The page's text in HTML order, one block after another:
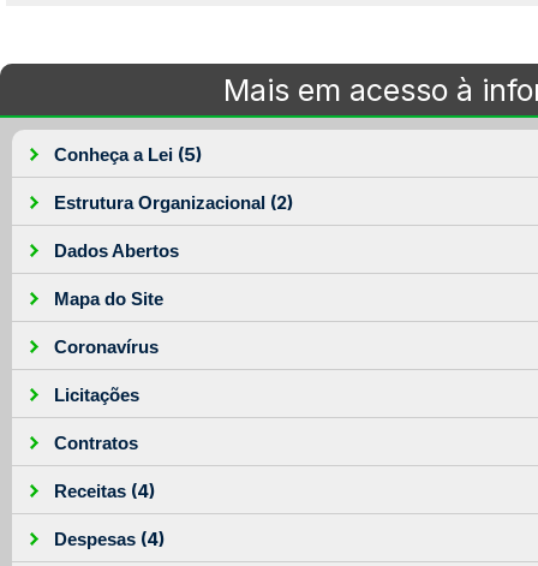
Mais em acesso à
Conheça a Lei (5)
Estrutura Organizacional (2)
Dados Abertos
Mapa do Site
Coronavírus
Licitações
Contratos
Receitas (4)
Despesas (4)